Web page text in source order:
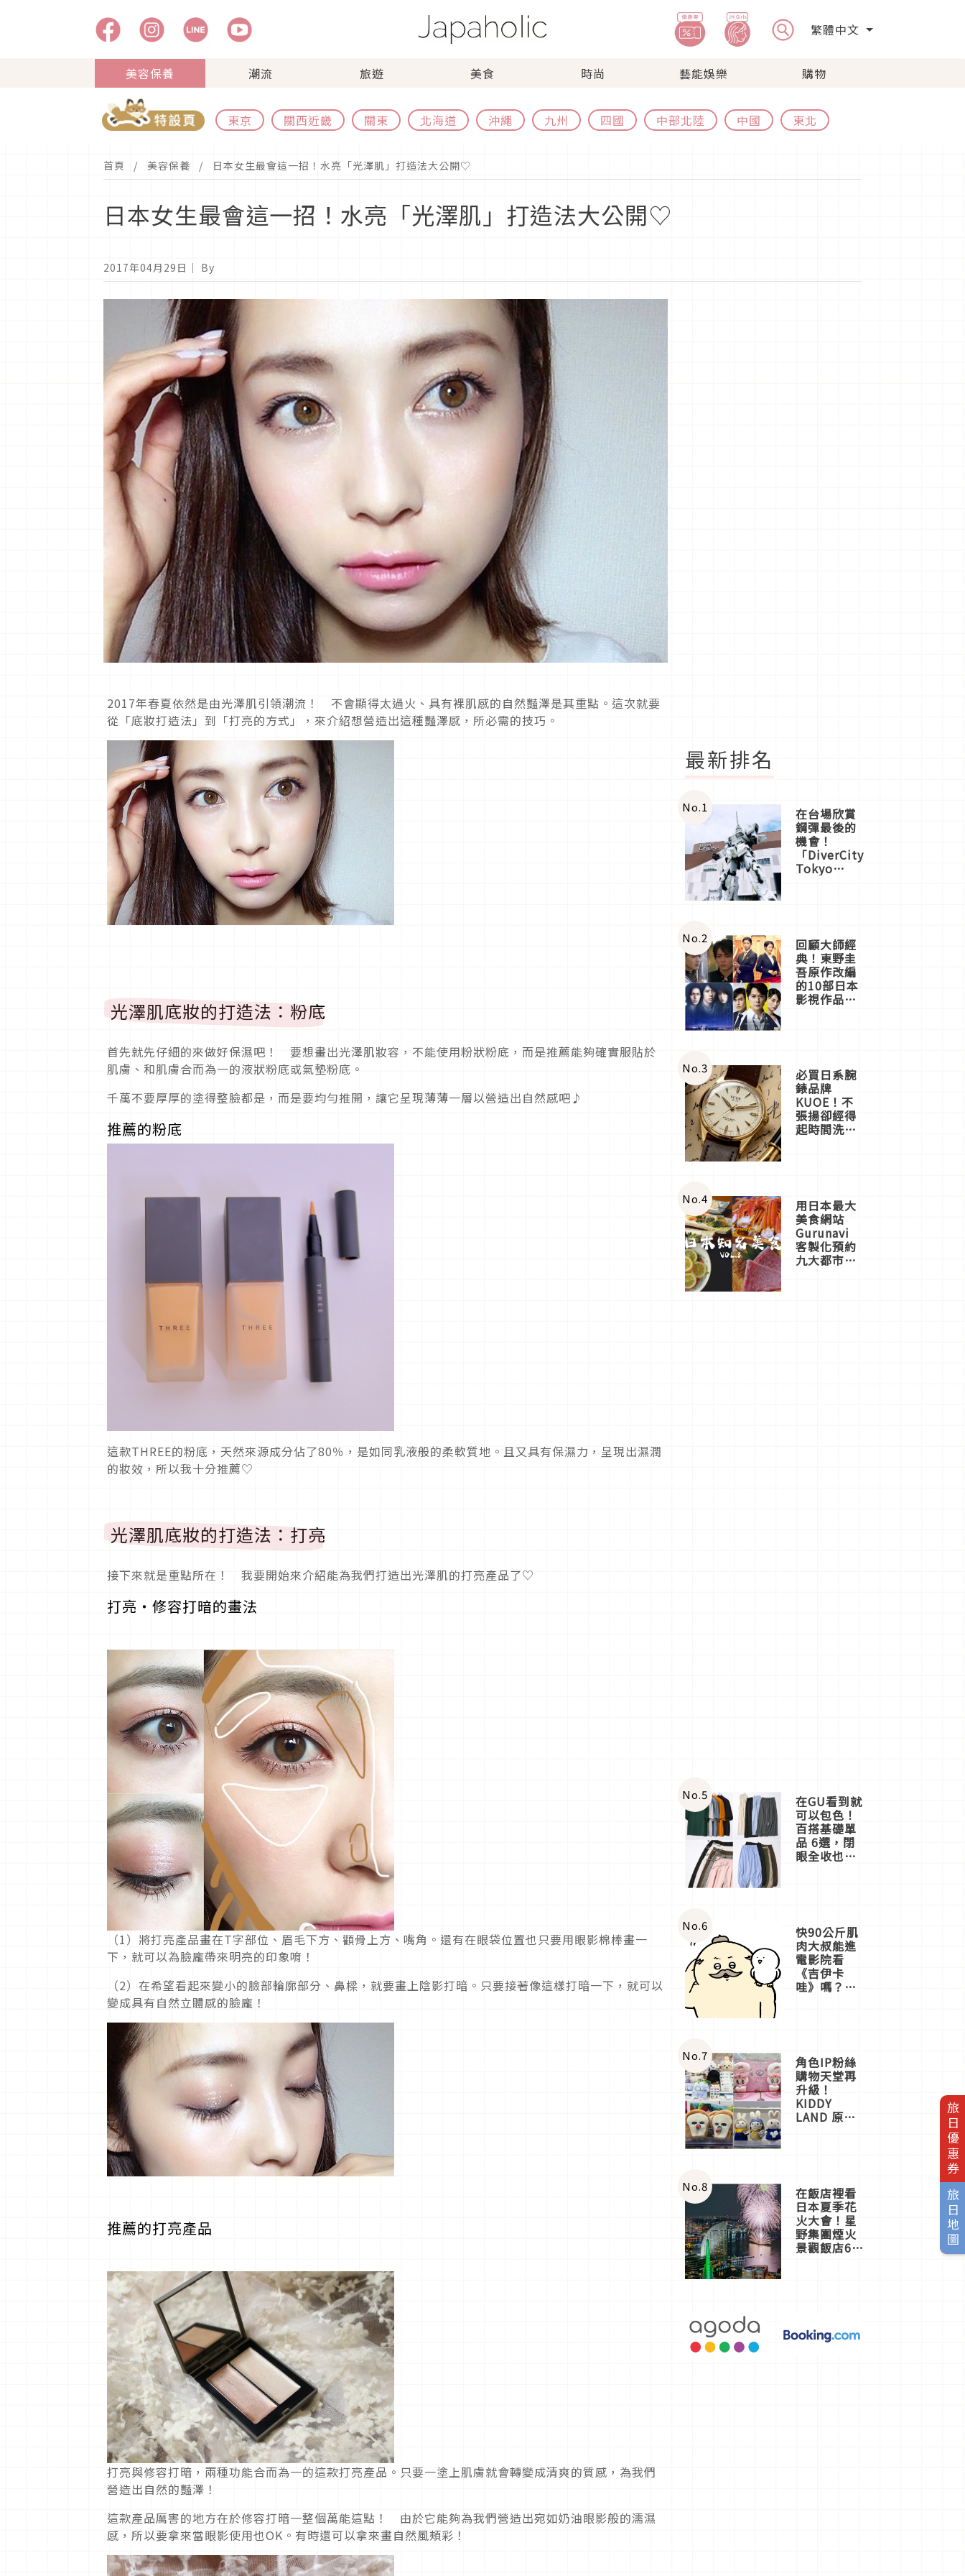
繁體中文
美容保養 潮流 旅遊 美食 時尚 藝能娛樂 購物
東京 關西近畿 關東 北海道 沖繩 九州 四國 中部北陸 中國 東北
旅日優惠券
旅日地圖
首頁 美容保養 日本女生最會這一招！水亮「光澤肌」打造法大公開♡
日本女生最會這一招！水亮「光澤肌」打造法大公開♡
2017年04月29日 ｜ By
2017年春夏依然是由光澤肌引領潮流！ 不會顯得太過火、具有裸肌感的自然豔澤是其重點。這次就要
從「底妝打造法」到「打亮的方式」，來介紹想營造出這種豔澤感，所必需的技巧。
光澤肌底妝的打造法：粉底
首先就先仔細的來做好保濕吧！ 要想畫出光澤肌妝容，不能使用粉狀粉底，而是推薦能夠確實服貼於
肌膚、和肌膚合而為一的液狀粉底或氣墊粉底。
千萬不要厚厚的塗得整臉都是，而是要均勻推開，讓它呈現薄薄一層以營造出自然感吧♪
推薦的粉底
這款THREE的粉底，天然來源成分佔了80％，是如同乳液般的柔軟質地。且又具有保濕力，呈現出濕潤
的妝效，所以我十分推薦♡
光澤肌底妝的打造法：打亮
接下來就是重點所在！ 我要開始來介紹能為我們打造出光澤肌的打亮產品了♡
打亮・修容打暗的畫法
（1）將打亮產品畫在T字部位、眉毛下方、顴骨上方、嘴角。還有在眼袋位置也只要用眼影棉棒畫一
下，就可以為臉龐帶來明亮的印象唷！
（2）在希望看起來變小的臉部輪廓部分、鼻樑，就要畫上陰影打暗。只要接著像這樣打暗一下，就可以
變成具有自然立體感的臉龐！
推薦的打亮產品
打亮與修容打暗，兩種功能合而為一的這款打亮產品。只要一塗上肌膚就會轉變成清爽的質感，為我們
營造出自然的豔澤！
這款產品厲害的地方在於修容打暗一整個萬能這點！ 由於它能夠為我們營造出宛如奶油眼影般的濡濕
感，所以要拿來當眼影使用也OK。有時還可以拿來畫自然風頰彩！
最新排名
No.1 在台場欣賞
鋼彈最後的
機會！
「DiverCity
Tokyo
體驗
No.2 回顧大師經
典！東野圭
吾原作改編
的10部日本
影視作品推
No.3 必買日系腕
錶品牌
KUOE！不
張揚卻經得
起時間洗鍊
No.4 用日本最大
美食網站
Gurunavi
客製化預約
九大都市餐
No.5 在GU看到就
可以包色！
百搭基礎單
品 6選，閉
眼全收也不
No.6 快90公斤肌
肉大叔能進
電影院看
《吉伊卡
哇》嗎？日
一同給出了
答案
No.7 角色IP粉絲
購物天堂再
升級！
KIDDY
LAND 原宿
店3分即達
No.8 在飯店裡看
日本夏季花
火大會！星
野集團煙火
景觀飯店6